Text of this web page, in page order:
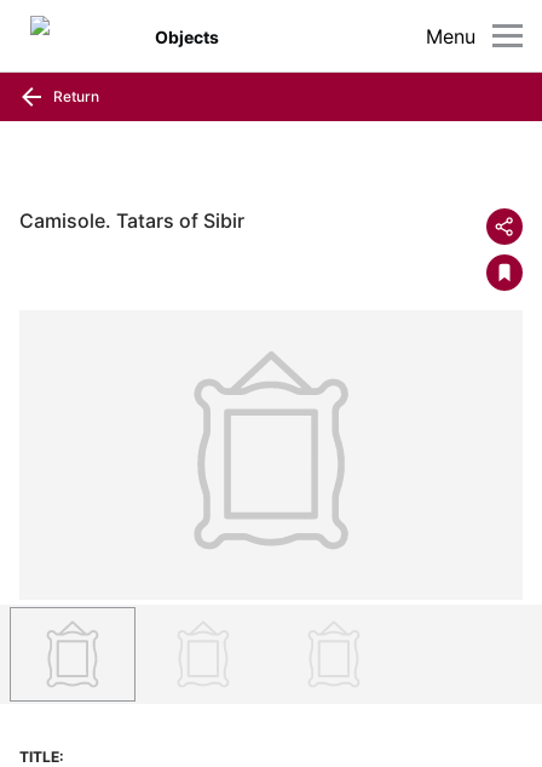
Menu
Objects
Return
Camisole. Tatars of Sibir
TITLE: